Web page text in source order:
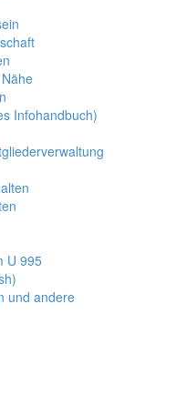
Infohandbuch)
U 995
und andere